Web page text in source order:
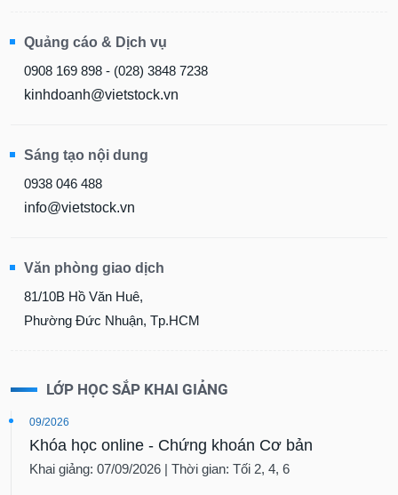
Quảng cáo & Dịch vụ
0908 169 898 - (028) 3848 7238
kinhdoanh@vietstock.vn
Sáng tạo nội dung
0938 046 488
info@vietstock.vn
Văn phòng giao dịch
81/10B Hồ Văn Huê,
Phường Đức Nhuận, Tp.HCM
LỚP HỌC SẮP KHAI GIẢNG
09/2026
Khóa học online - Chứng khoán Cơ bản
Khai giảng: 07/09/2026 | Thời gian: Tối 2, 4, 6